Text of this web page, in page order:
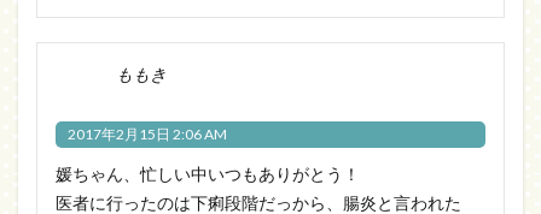
ももき
2017年2月15日 2:06 AM
媛ちゃん、忙しい中いつもありがとう！
医者に行ったのは下痢段階だっから、腸炎と言われた